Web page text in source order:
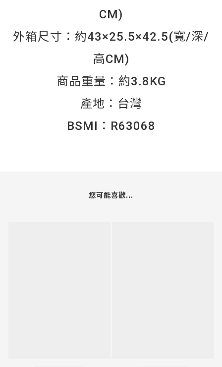
CM)
外箱尺寸：約43×25.5×42.5(寬/深/
高CM)
商品重量：約3.8KG
產地：台灣
BSMI：R63068
您可能喜歡...